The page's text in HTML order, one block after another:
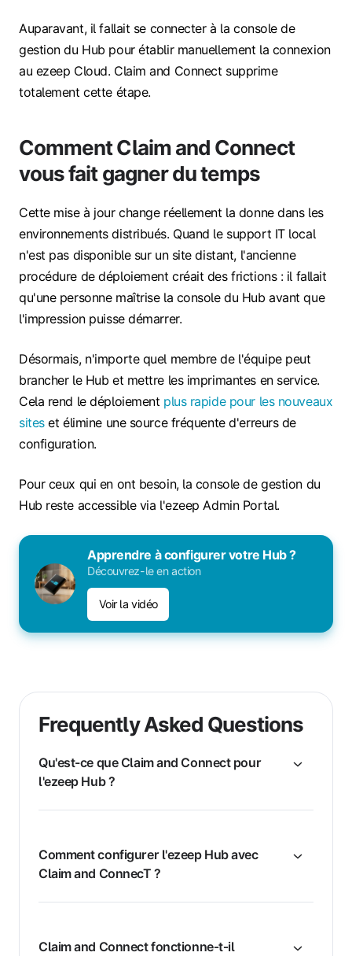
Auparavant, il fallait se connecter à la console de
gestion du Hub pour établir manuellement la connexion
au ezeep Cloud. Claim and Connect supprime
totalement cette étape.
Comment Claim and Connect
vous fait gagner du temps
Cette mise à jour change réellement la donne dans les
environnements distribués. Quand le support IT local
n'est pas disponible sur un site distant, l'ancienne
procédure de déploiement créait des frictions : il fallait
qu'une personne maîtrise la console du Hub avant que
l'impression puisse démarrer.
Désormais, n'importe quel membre de l'équipe peut
brancher le Hub et mettre les imprimantes en service.
Cela rend le déploiement plus rapide pour les nouveaux
siteset élimine une source fréquente d'erreurs de
configuration.
Pour ceux qui en ont besoin, la console de gestion du
Hub reste accessible via l'ezeep Admin Portal.
Apprendre à configurer votre Hub ?
Découvrez-le en action
Voir la vidéo
Frequently Asked Questions
Qu'est-ce que Claim and Connect pour
l'ezeep Hub ?
Comment configurer l'ezeep Hub avec
Claim and ConnecT ?
Claim and Connect fonctionne‑t‑il